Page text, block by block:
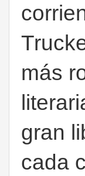
más
gran
cada